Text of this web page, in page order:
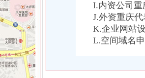
司
司 渝中100万 （进出口权）
公司 渝北100万 （进出口权）
渝九50万 （工商注册）
50万 （工商注册）
有限公司
司
通发票有什么区别？-知乎
大误区_会计_天涯论坛_天涯社区
使用规定》的通知
税专用发票查询_增值税发票
I.内资公司重
J.外资重庆代
K.企业网站
L.空间域名